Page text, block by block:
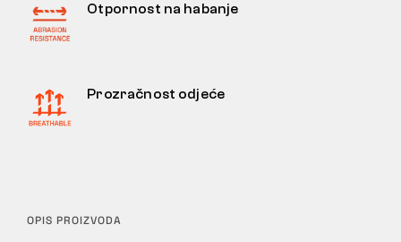
Otpornost na habanje
Prozračnost odjeće
OPIS PROIZVODA